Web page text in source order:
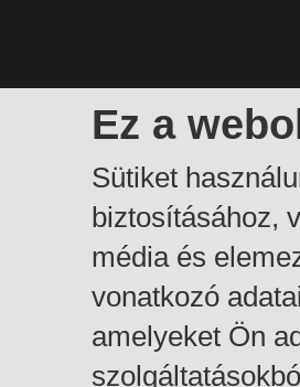
Ez a
Sütiket
biztosításához,
média és
vonatkozó
amelyeket Ön